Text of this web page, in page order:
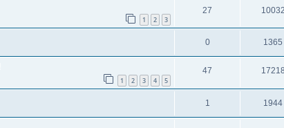
1 2 3
27 10032
0 1365
1 2 3 4 5
47 17218
1 1944